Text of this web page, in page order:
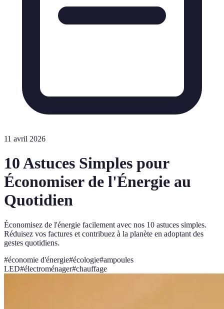
11 avril 2026
10 Astuces Simples pour
Économiser de l'Énergie au
Quotidien
Économisez de l'énergie facilement avec nos 10 astuces simples.
Réduisez vos factures et contribuez à la planète en adoptant des
gestes quotidiens.
#économie d'énergie#écologie#ampoules
LED#électroménager#chauffage